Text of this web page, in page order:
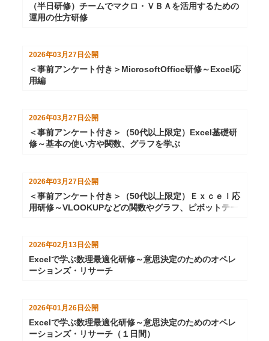
（半日研修）チームでマクロ・ＶＢＡを活用するための
運用の仕方研修
2026年03月27日 公開
＜事前アンケート付き＞MicrosoftOffice研修～Excel応
用編
2026年03月27日 公開
＜事前アンケート付き＞（50代以上限定）Excel基礎研
修～基本の使い方や関数、グラフを学ぶ
2026年03月27日公開
＜事前アンケート付き＞（50代以上限定）Ｅｘｃｅｌ応
用研修～VLOOKUPなどの関数やグラフ、ピボットテー
2026年02月13日公開
Excelで学ぶ数理最適化研修～意思決定のためのオペレ
ーションズ・リサーチ
2026年01月26日 公開
Excelで学ぶ数理最適化研修～意思決定のためのオペレ
ーションズ・リサーチ（１日間）